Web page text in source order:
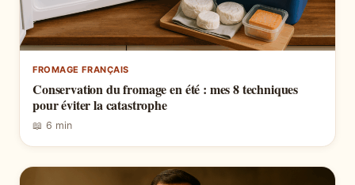
FROMAGE FRANÇAIS
Conservation du fromage en été : mes 8 techniques
pour éviter la catastrophe
📖 6 min